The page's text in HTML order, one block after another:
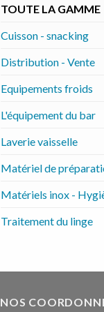
TOUTE LA GAMME
Cuisson - snacking
Distribution - Vente
Equipements froids
L'équipement du bar
Laverie vaisselle
Matériel de
Matériels inox -
Traitement du linge
NOS